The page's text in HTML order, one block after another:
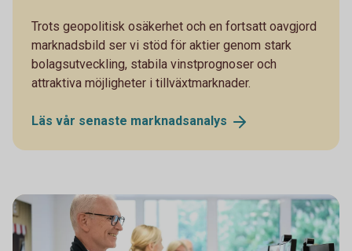
Trots geopolitisk osäkerhet och en fortsatt oavgjord
marknadsbild ser vi stöd för aktier genom stark
bolagsutveckling, stabila vinstprognoser och
attraktiva möjligheter i tillväxtmarknader.
Läs vår senaste marknadsanalys